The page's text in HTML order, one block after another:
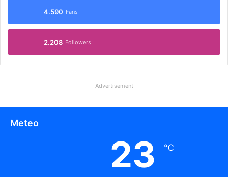
4.590 Fans
2.208 Followers
Advertisement
Meteo
23 ℃